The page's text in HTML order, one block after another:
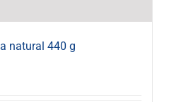
natural 440 g